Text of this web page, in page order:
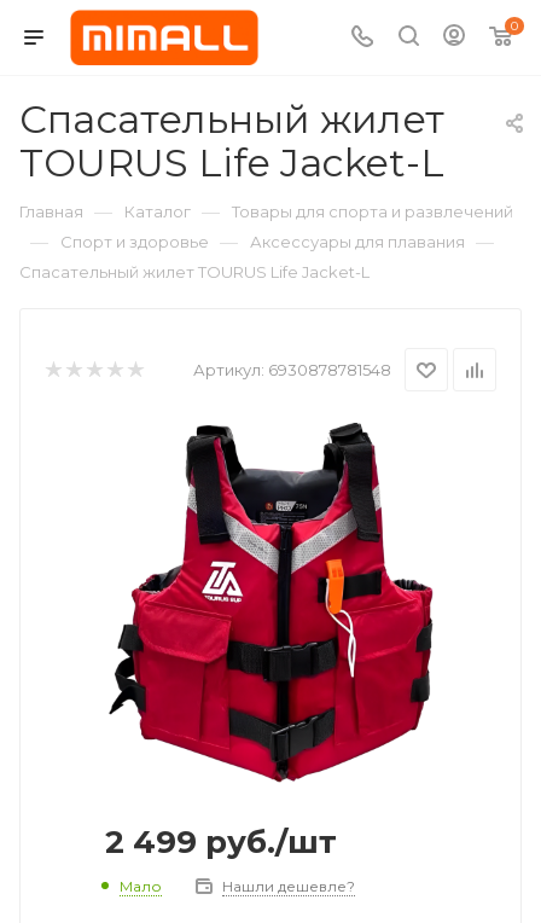
0
Спасательный жилет
TOURUS Life Jacket-L
Главная — Каталог — Товары для спорта и развлечений
— Спорт и здоровье — Аксессуары для плавания —
Спасательный жилет TOURUS Life Jacket-L
Артикул: 6930878781548
2 499 руб./шт
Мало Нашли дешевле?